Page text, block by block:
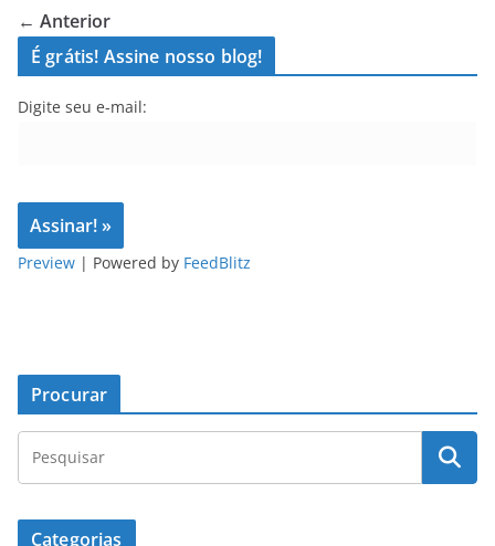
← Anterior
É grátis! Assine nosso blog!
Digite seu e-mail:
Preview | Powered by FeedBlitz
Procurar
Categorias